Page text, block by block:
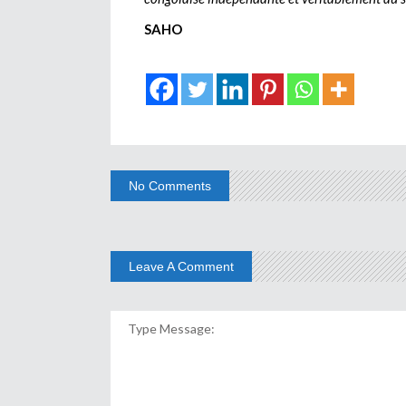
SAHO
No Comments
Leave A Comment